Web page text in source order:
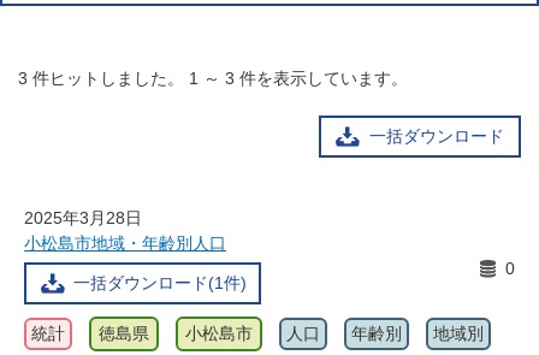
3 件ヒットしました。 1 ～ 3 件を表示しています。
一括ダウンロード
2025年3月28日
小松島市地域・年齢別人口
一括ダウンロード(1件)
0
統計 徳島県 小松島市 人口 年齢別 地域別